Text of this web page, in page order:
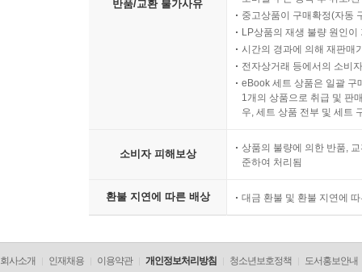
반품/교환 불가사유
중고상품이 구매확정(자동
LP상품의 재생 불량 원인
시간의 경과에 의해 재판매
전자상거래 등에서의 소비
eBook 세트 상품은 일괄 구
1개의 상품으로 취급 및 판
우, 세트 상품 전부 및 세트
소비자 피해보상
상품의 불량에 의한 반품,
준하여 처리됨
환불 지연에 따른 배상 대금 환불 및 환불 지연에
회사소개 인재채용 이용약관 개인정보처리방침 청소년보호정책 도서홍보안내